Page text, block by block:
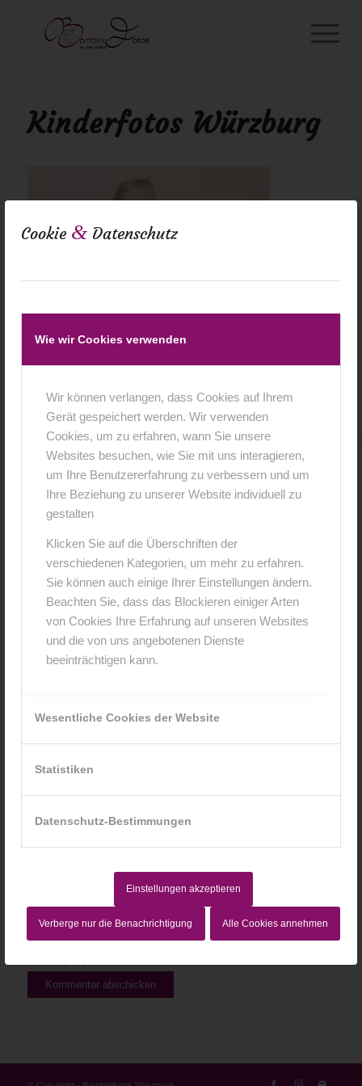
Cookie & Datenschutz
Wie wir Cookies verwenden
Wir können verlangen, dass Cookies auf Ihrem
Gerät gespeichert werden. Wir verwenden
Cookies, um zu erfahren, wann Sie unsere
Websites besuchen, wie Sie mit uns interagieren,
um Ihre Benutzererfahrung zu verbessern und um
Ihre Beziehung zu unserer Website individuell zu
gestalten
Klicken Sie auf die Überschriften der
verschiedenen Kategorien, um mehr zu erfahren.
Sie können auch einige Ihrer Einstellungen ändern.
Beachten Sie, dass das Blockieren einiger Arten
von Cookies Ihre Erfahrung auf unseren Websites
und die von uns angebotenen Dienste
beeinträchtigen kann.
Wesentliche Cookies der Website
Statistiken
Datenschutz-Bestimmungen
Einstellungen akzeptieren
Verberge nur die Benachrichtigung Alle Cookies annehmen
Kinderfotos Würzburg
0
Hinterlasse einen Kommentar
An der Diskussion beteiligen?
Hinterlasse uns deinen Kommentar!
Name*